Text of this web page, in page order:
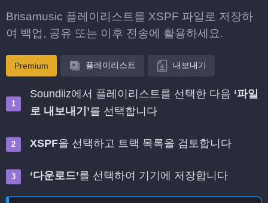
Brisamusic 플레이리스트를 XSPF 파일로 저장하
여 백업, 공유 또는 이후 전송에 활용하세요.
Premium 플레이리스트 내보내기
Soundiiz에서 플레이리스트를 선택한 다음 ‘파일
로 내보내기’를 선택합니다
XSPF을 선택하고 트랙 목록을 검토합니다
‘다운로드’를 선택하여 기기에 저장합니다